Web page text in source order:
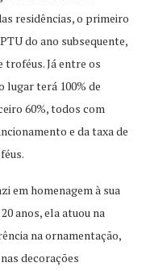
residências, o primeiro
do ano subsequente,
troféus. Já entre os
lugar terá 100% de
60%, todos com
e da taxa de
em homenagem à sua
anos, ela atuou na
na ornamentação,
decorações